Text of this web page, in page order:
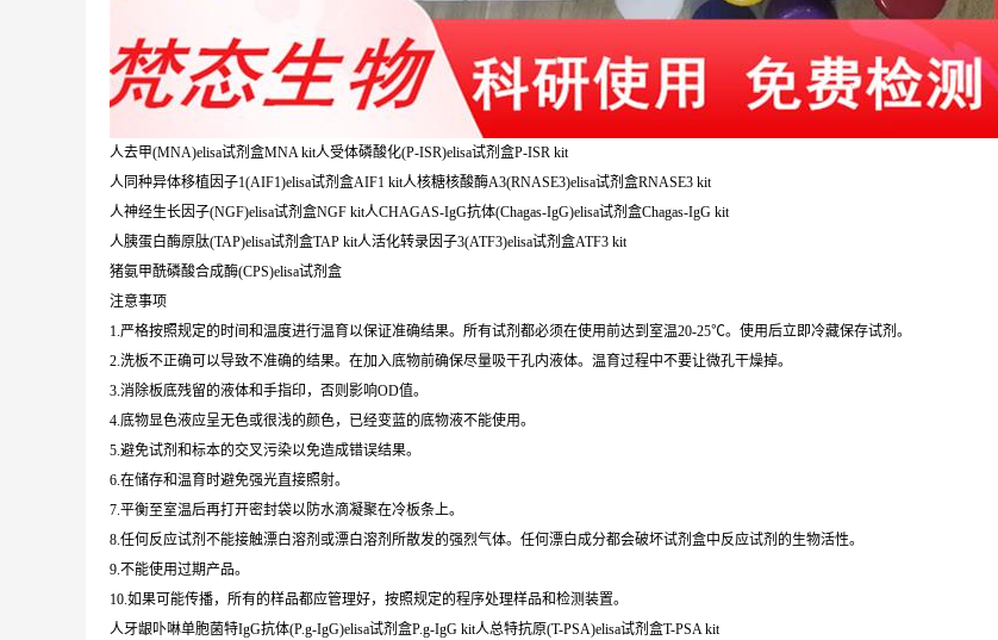
人去甲(MNA)elisa试剂盒MNA kit人受体磷酸化(P-ISR)elisa试剂盒P-ISR kit
人同种异体移植因子1(AIF1)elisa试剂盒AIF1 kit人核糖核酸酶A3(RNASE3)elisa试剂盒RNASE3 kit
人神经生长因子(NGF)elisa试剂盒NGF kit人CHAGAS-IgG抗体(Chagas-IgG)elisa试剂盒Chagas-IgG kit
人胰蛋白酶原肽(TAP)elisa试剂盒TAP kit人活化转录因子3(ATF3)elisa试剂盒ATF3 kit
猪氨甲酰磷酸合成酶(CPS)elisa试剂盒
注意事项
1.严格按照规定的时间和温度进行温育以保证准确结果。所有试剂都必须在使用前达到室温20-25℃。使用后立即冷藏保存试剂。
2.洗板不正确可以导致不准确的结果。在加入底物前确保尽量吸干孔内液体。温育过程中不要让微孔干燥掉。
3.消除板底残留的液体和手指印，否则影响OD值。
4.底物显色液应呈无色或很浅的颜色，已经变蓝的底物液不能使用。
5.避免试剂和标本的交叉污染以免造成错误结果。
6.在储存和温育时避免强光直接照射。
7.平衡至室温后再打开密封袋以防水滴凝聚在冷板条上。
8.任何反应试剂不能接触漂白溶剂或漂白溶剂所散发的强烈气体。任何漂白成分都会破坏试剂盒中反应试剂的生物活性。
9.不能使用过期产品。
10.如果可能传播，所有的样品都应管理好，按照规定的程序处理样品和检测装置。
人牙龈卟啉单胞菌特IgG抗体(P.g-IgG)elisa试剂盒P.g-IgG kit人总特抗原(T-PSA)elisa试剂盒T-PSA kit